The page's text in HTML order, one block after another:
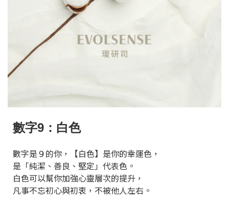
數字9：白色
數字是９的你，【白色】是你的幸運色，
是「純潔、善良、堅定」代表色。
白色可以幫你加強心靈層次的提升，
凡事不忘初心與初衷，不被他人左右。